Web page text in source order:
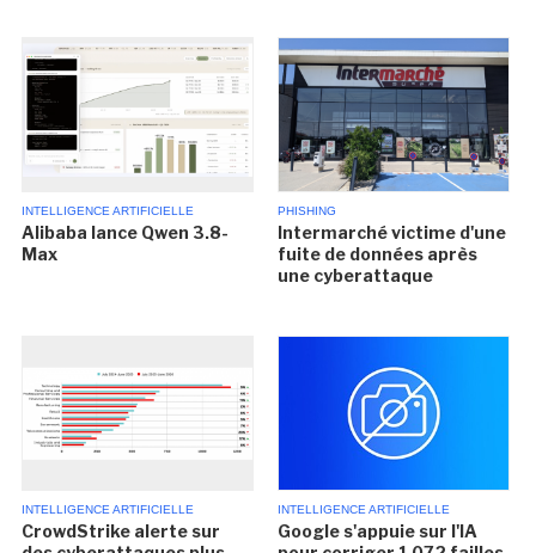
INTELLIGENCE ARTIFICIELLE
Alibaba lance Qwen 3.8-
Max
PHISHING
Intermarché victime d'une
fuite de données après
une cyberattaque
INTELLIGENCE ARTIFICIELLE
CrowdStrike alerte sur
INTELLIGENCE ARTIFICIELLE
Google s'appuie sur l'IA